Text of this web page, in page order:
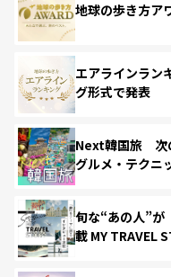
地球の歩き方ア
エアラインラン
グ形式で発表
Next韓国旅 次
グルメ・テクニ
旬な“あの人”が
載 MY TRAVEL